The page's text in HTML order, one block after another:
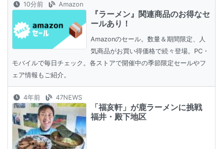
10分前 Amazon
『ラーメン』関連商品のお得なセ
ールあり！
Amazonのセール。数量＆期間限定、人
気商品がお買い得価格で続々登場。PC・
モバイルで毎日チェック。各ストアで開催中の季節限定セールやフ
ェア情報もご紹介。
4年前 47NEWS
「福亥軒」が鹿ラーメンに挑戦
福井・殿下地区